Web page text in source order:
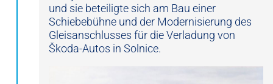
und sie beteiligte sich am Bau einer
Schiebebühne und der Modernisierung des
Gleisanschlusses für die Verladung von
Škoda-Autos in Solnice.